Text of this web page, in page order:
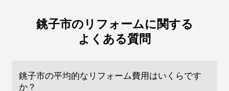
銚子市のリフォームに関する
よくある質問
銚子市の平均的なリフォーム費用はいくらです
か？